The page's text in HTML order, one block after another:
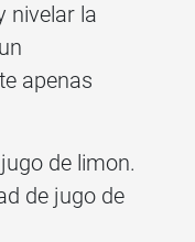
nivelar la
apenas
de limon.
de jugo de